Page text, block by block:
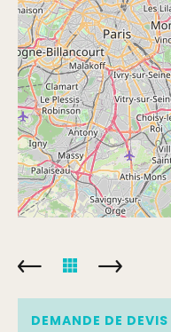
DEMANDE DE DEVIS